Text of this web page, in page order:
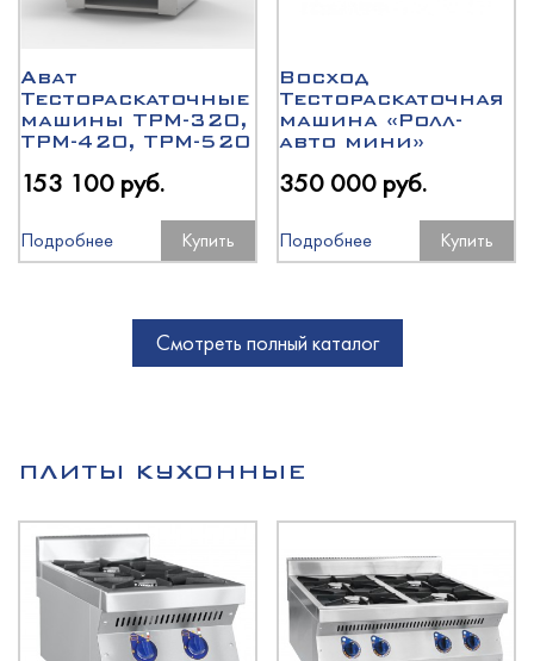
Abat
Тестораскаточные
машины ТРМ-320,
ТРМ-420, ТРМ-520
153 100 руб.
Подробнее Купить
Восход
Тестораскаточная
машина «Ролл-
авто мини»
350 000 руб.
Подробнее Купить
Смотреть полный каталог
ПЛИТЫ КУХОННЫЕ